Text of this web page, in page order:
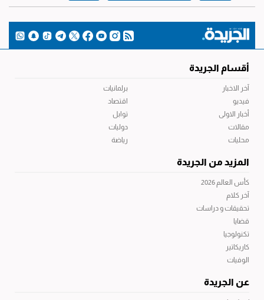
أقسام الجريدة
آخر الاخبار
فيديو
أخبار الاولى
مقالات
محليات
برلمانيات
اقتصاد
توابل
دوليات
رياضة
المزيد من الجريدة
كأس العالم 2026
آخر كلام
تحقيقات و دراسات
قضايا
تكنولوجيا
كاريكاتير
الوفيات
عن الجريدة